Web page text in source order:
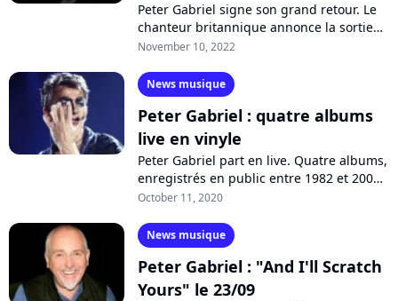
Peter Gabriel signe son grand retour. Le
chanteur britannique annonce la sortie
d'un nouvel album, 20 ans après le
mondiale...
November 10, 2022
News musique
Peter Gabriel : quatre albums
live en vinyle
Peter Gabriel part en live. Quatre albums,
enregistrés en public entre 1982 et 2003,
sortiront en vinyle dans les prochaines
October 11, 2020
News musique
Peter Gabriel : "And I'll Scratch
Yours" le 23/09